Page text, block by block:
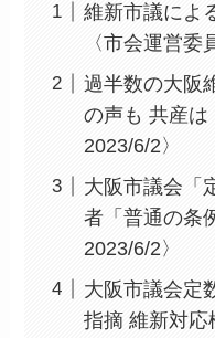
維新市議によ
〈市会運営委
過半数の大阪
の声も 共産は
2023/6/2〉
大阪市議会
者「普通の条
2023/6/2〉
大阪市議会定
指摘 維新対応